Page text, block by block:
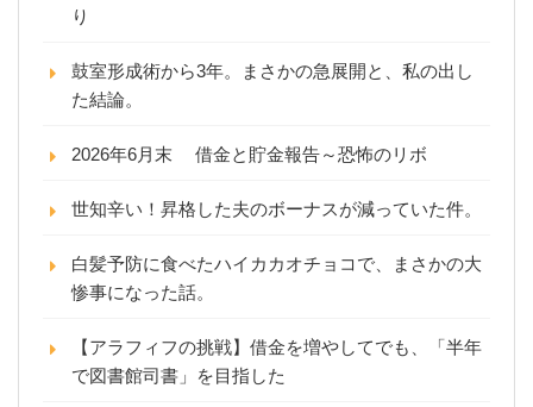
り
鼓室形成術から3年。まさかの急展開と、私の出し
た結論。
2026年6月末 借金と貯金報告～恐怖のリボ
世知辛い！昇格した夫のボーナスが減っていた件。
白髪予防に食べたハイカカオチョコで、まさかの大
惨事になった話。
【アラフィフの挑戦】借金を増やしてでも、「半年
で図書館司書」を目指した